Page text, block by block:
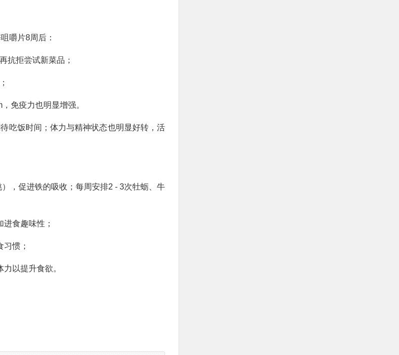
嚼片8周后：
抗拒尝试新菜品；
免疫力也明显增强。
吃饭时间；体力与精神状态也明显好转，活
，促进铁的吸收；每周安排2 - 3次牡蛎、牛
食趣味性；
惯；
以提升食欲。